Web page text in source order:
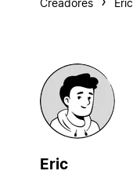
Creadores Eric
Eric